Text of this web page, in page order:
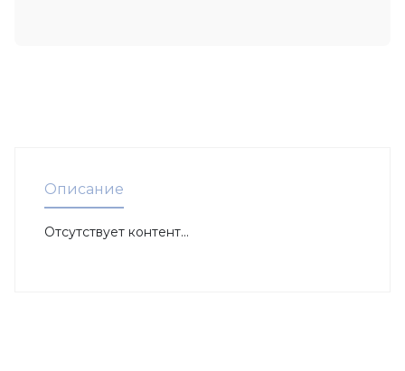
Описание
Отсутствует контент...